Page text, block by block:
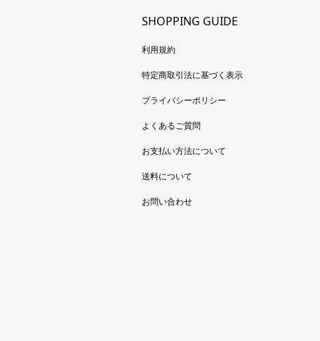
SHOPPING GUIDE
利用規約
特定商取引法に基づく表示
プライバシーポリシー
よくあるご質問
お支払い方法について
送料について
お問い合わせ